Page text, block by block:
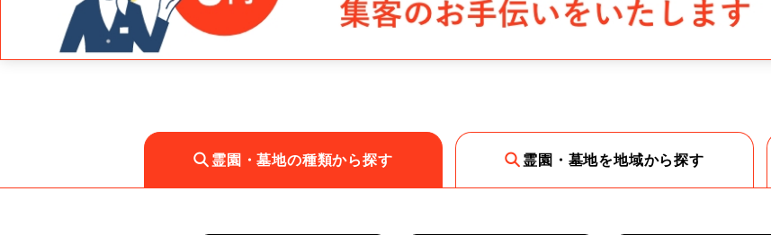
霊園・墓地の種類から探す 霊園・墓地を地域から探す